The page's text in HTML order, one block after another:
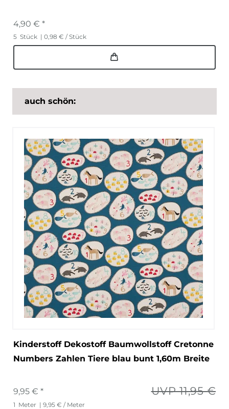
4,90 € *
5 Stück | 0,98 € / Stück
auch schön:
Kinderstoff Dekostoff Baumwollstoff Cretonne
Numbers Zahlen Tiere blau bunt 1,60m Breite
UVP 11,95 €
9,95 € *
1 Meter | 9,95 € / Meter